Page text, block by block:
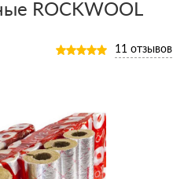
ROCKWOOL
11 отзывов